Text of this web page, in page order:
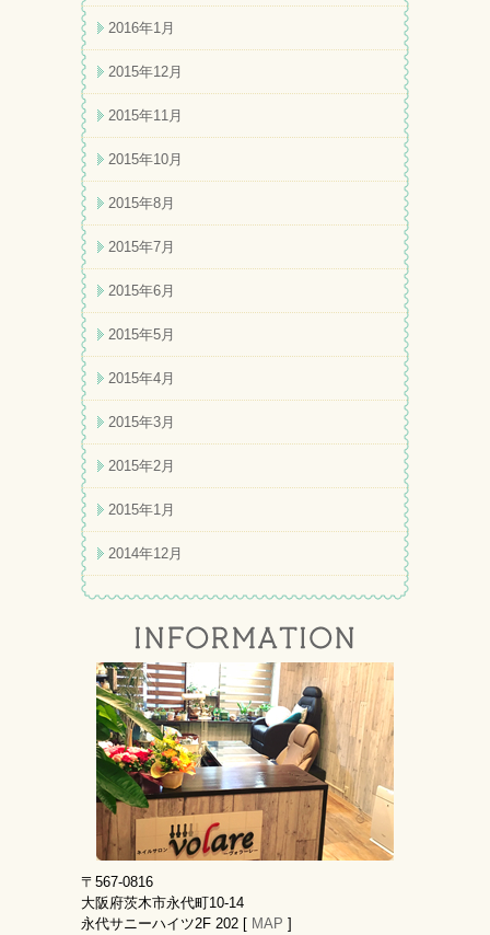
2016年1月
2015年12月
2015年11月
2015年10月
2015年8月
2015年7月
2015年6月
2015年5月
2015年4月
2015年3月
2015年2月
2015年1月
2014年12月
〒567-0816
大阪府茨木市永代町10-14
永代サニーハイツ2F 202 [ MAP ]